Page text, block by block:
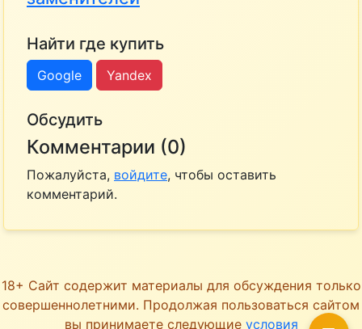
Найти где купить
Google Yandex
Обсудить
Комментарии (0)
Пожалуйста, войдите, чтобы оставить
комментарий.
18+ Сайт содержит материалы для обсуждения только
совершеннолетними. Продолжая пользоваться сайтом
вы принимаете следующие условия